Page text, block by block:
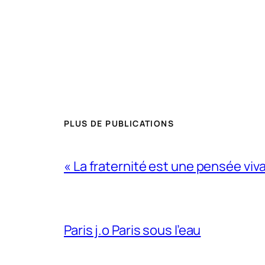
PLUS DE PUBLICATIONS
« La fraternité est une pensée
Paris j.o Paris sous l’eau